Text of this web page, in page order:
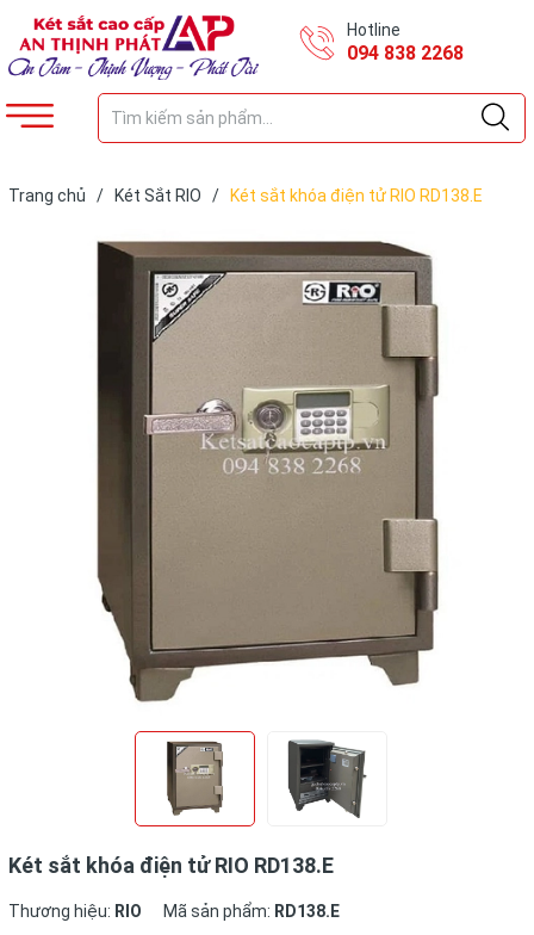
Hotline
094 838 2268
Trang chủ / Két Sắt RIO / Két sắt khóa điện tử RIO RD138.E
Két sắt khóa điện tử RIO RD138.E
Thương hiệu: RIO Mã sản phẩm: RD138.E